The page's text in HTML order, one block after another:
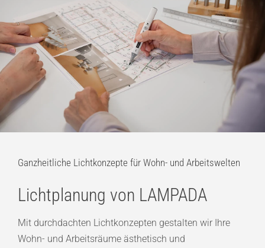
Ganzheitliche Lichtkonzepte für Wohn- und Arbeitswelten
Lichtplanung von LAMPADA
Mit durchdachten Lichtkonzepten gestalten wir Ihre
Wohn- und Arbeitsräume ästhetisch und